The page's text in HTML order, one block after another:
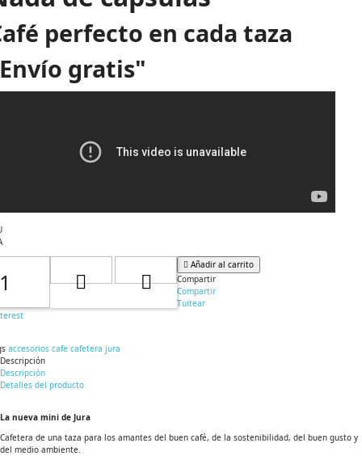
perfecto en cada taza
gratis"
Añadir al carrito
Compartir
Compartir
Tuitear
accesorios cafe cafetera jura
Descripción
Descripción
Detalles del producto
La nueva mini de Jura
Cafetera de una taza para los amantes del buen café, de la sostenibilidad, del buen gusto y
del medio ambiente.